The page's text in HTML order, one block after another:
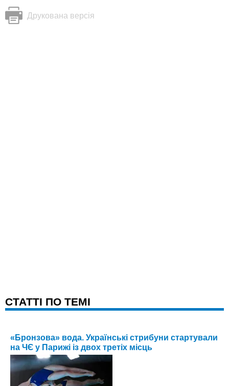
Друкована версія
CТАТТІ ПО ТЕМІ
«Бронзова» вода. Українські стрибуни стартували
на ЧЄ у Парижі із двох третіх місць